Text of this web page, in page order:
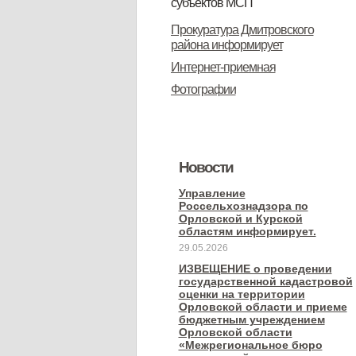
субъектов МСП
Вопрос-ответ
Имущество для бизнеса
Материалы Корпорации МСП
Коллегиальный орган
Информация о деятельности
субъектов МСП
Прокуратура Дмитровского
района информирует
Интернет-приемная
Фотографии
Новости
Управление
Россельхознадзора по
Орловской и Курской
областям информирует.
29.05.2026
ИЗВЕЩЕНИЕ о проведении
государственной кадастровой
оценки на территории
Орловской области и приеме
бюджетным учреждением
Орловской области
«Межрегиональное бюро